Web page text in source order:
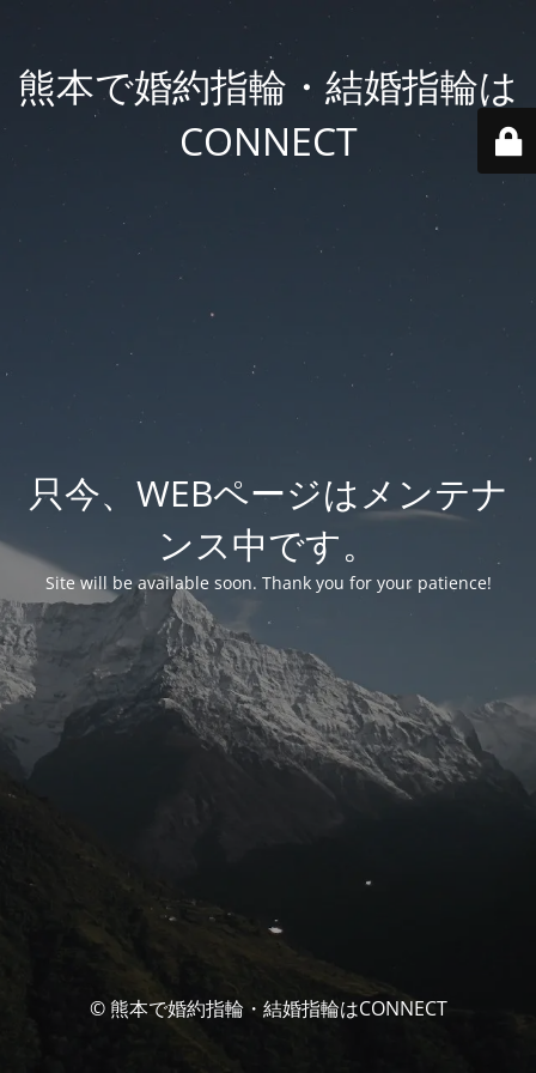
熊本で婚約指輪・結婚指輪は
CONNECT
只今、WEBページはメンテナ
ンス中です。
Site will be available soon. Thank you for your patience!
© 熊本で婚約指輪・結婚指輪はCONNECT